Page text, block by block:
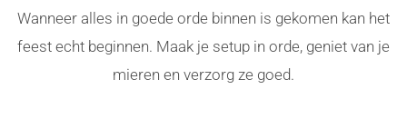
Wanneer alles in goede orde binnen is gekomen kan het
feest echt beginnen. Maak je setup in orde, geniet van je
mieren en verzorg ze goed.